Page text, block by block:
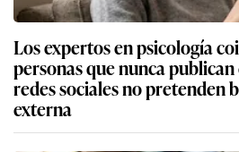
Los expertos en psicología
personas que nunca
redes sociales no pretenden
externa